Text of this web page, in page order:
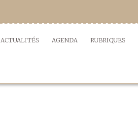
ACTUALITÉS AGENDA RUBRIQUES